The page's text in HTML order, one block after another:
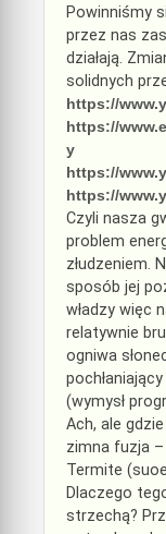
Powinniśmy
przez nas
działają.
solidnych
https://
https://
y
https://
https://
Czyli nasza
problem
złudzeniem.
sposób jej
władzy więc
relatywnie
ogniwa
(wymysł
Ach, ale
zimna fuzja
Termite
Dlaczego
strzechą?